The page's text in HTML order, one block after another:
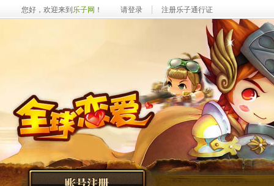
您好，欢迎来到 乐子网 ！ 请登录 注册乐子通行证